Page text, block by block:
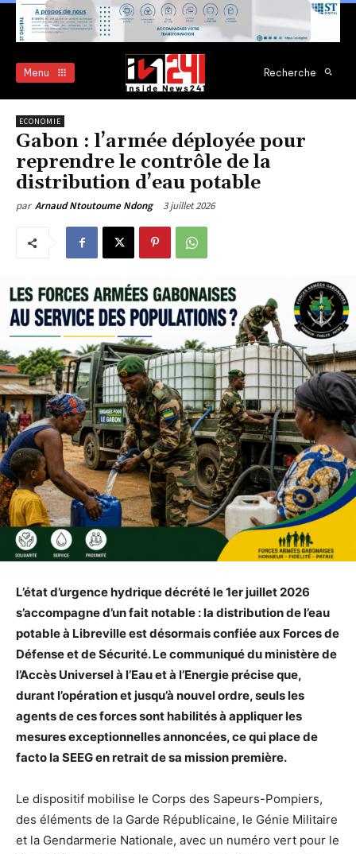
Menu Recherche
ECONOMIE
Gabon : l’armée déployée pour
reprendre le contrôle de la
distribution d’eau potable
par Arnaud Ntoutoume Ndong 3 juillet 2026
L’état d’urgence hydrique décrété le 1er juillet 2026
s’accompagne d’un fait notable : la distribution de l’eau
potable à Libreville est désormais confiée aux Forces de
Défense et de Sécurité. Le communiqué du ministère de
l’Accès Universel à l’Eau et à l’Energie précise que,
durant l’opération et jusqu’à nouvel ordre, seuls les
agents de ces forces sont habilités à appliquer les
mesures exceptionnelles annoncées, ce qui place de
facto la SEEG en retrait de sa mission première.
Le dispositif mobilise le Corps des Sapeurs-Pompiers,
des éléments de la Garde Républicaine, le Génie Militaire
et la Gendarmerie Nationale, avec un numéro vert pour le